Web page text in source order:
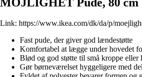
Link: https://www.ikea.com/dk/da/p/
Fast pude, der giver god lændestøtte
Komfortabel at lægge under hovedet
Blød og god støtte til små kroppe eller
Gør børneværelset hyggeligere med